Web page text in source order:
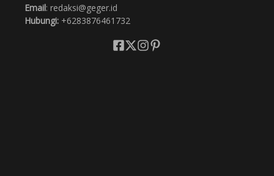
Email: redaksi@geger.id
Hubungi: +6283876461732